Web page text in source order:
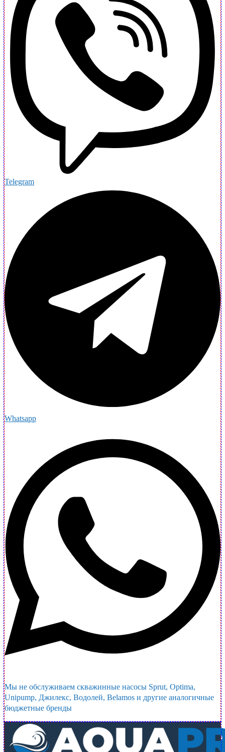
Telegram
Whatsapp
Мы не обслуживаем скважинные насосы Sprut, Optima,
Unipump, Джилекс, Водолей, Belamos и другие аналогичные
бюджетные бренды